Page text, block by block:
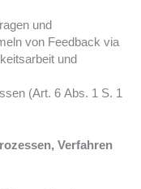
und
von Feedback via
und
(Art. 6 Abs. 1 S. 1
Verfahren